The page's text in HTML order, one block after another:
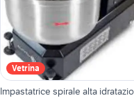
Vetrina
Impastatrice spirale alta